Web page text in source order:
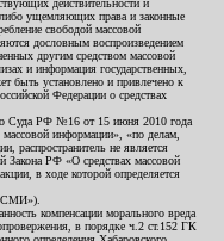
действительности и
либо ущемляющих права и законные
свободой массовой
дословным воспроизведением
другим средством массовой
и информация государственных,
быть установлено и привлечено к
Федерации о средствах
Суда РФ №16 от 15 июня 2010 года
информации», «по делам,
распространитель не является
Закона РФ «О средствах массовой
в ходе которой определяется
СМИ»).
компенсации морального вреда
в порядке ч.2 ст.152 ГК